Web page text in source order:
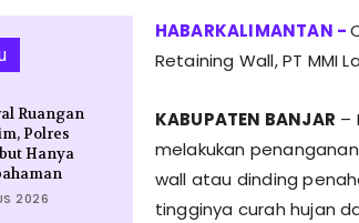
Ruangan
Polres
Hanya
2026
Retaining Wall, PT MMI
KABUPATEN BANJAR –
melakukan
wall atau dinding
tingginya curah hujan